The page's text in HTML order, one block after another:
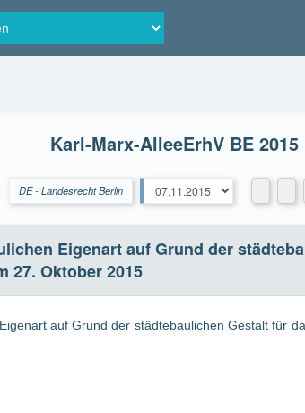
Karl-Marx-AlleeErhV BE 2015
DE - Landesrecht Berlin
Eigenart auf Grund der
Oktober 2015
auf Grund der städtebaulichen Gestalt